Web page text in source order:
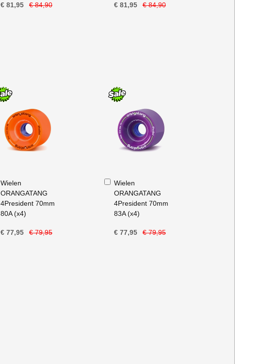
€ 81,95 € 84,90 € 81,95 € 84,90
Wielen
ORANGATANG
4President 70mm
80A (x4)
€ 77,95 € 79,95
In
Winkelwagen
Wielen
ORANGATANG
4President 70mm
83A (x4)
€ 77,95 € 79,95
In
Winkelwagen